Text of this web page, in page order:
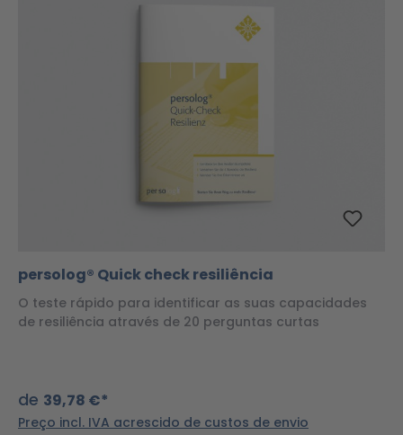
persolog® Quick check resiliência
O teste rápido para identificar as suas capacidades
de resiliência através de 20 perguntas curtas
de 39,78 €*
Preço incl. IVA acrescido de custos de envio